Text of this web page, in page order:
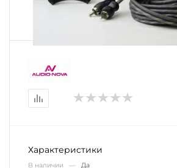
Характеристики
В наличии — Да